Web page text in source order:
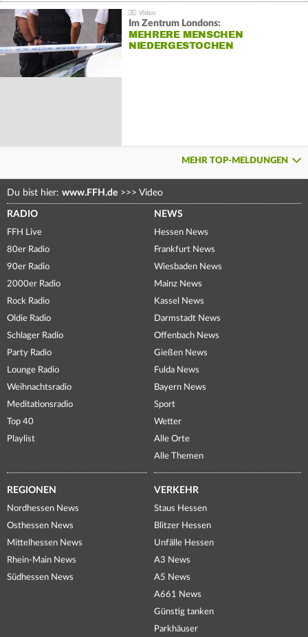
Im Zentrum Londons:
MEHRERE MENSCHEN
NIEDERGESTOCHEN
MEHR TOP-MELDUNGEN
Du bist hier: www.FFH.de >>> Video
RADIO
FFH Live
80er Radio
90er Radio
2000er Radio
Rock Radio
Oldie Radio
Schlager Radio
Party Radio
Lounge Radio
Weihnachtsradio
Meditationsradio
Top 40
Playlist
NEWS
Hessen News
Frankfurt News
Wiesbaden News
Mainz News
Kassel News
Darmstadt News
Offenbach News
Gießen News
Fulda News
Bayern News
Sport
Wetter
Alle Orte
Alle Themen
REGIONEN
Nordhessen News
Osthessen News
Mittelhessen News
Rhein-Main News
Südhessen News
VERKEHR
Staus Hessen
Blitzer Hessen
Unfälle Hessen
A3 News
A5 News
A661 News
Günstig tanken
Parkhäuser